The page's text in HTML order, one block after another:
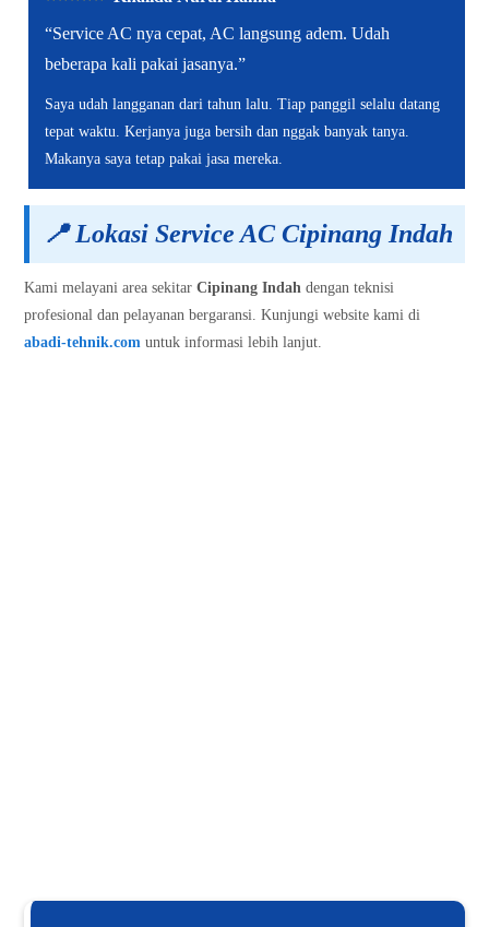
“Service AC nya cepat, AC langsung adem. Udah
beberapa kali pakai jasanya.”
Saya udah langganan dari tahun lalu. Tiap panggil selalu datang
tepat waktu. Kerjanya juga bersih dan nggak banyak tanya.
Makanya saya tetap pakai jasa mereka.
📍Lokasi Service AC Cipinang Indah
Kami melayani area sekitarCipinang Indahdengan teknisi
profesional dan pelayanan bergaransi. Kunjungi website kami di
abadi-tehnik.com untuk informasi lebih lanjut.